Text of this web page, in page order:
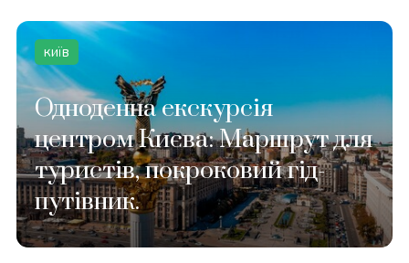
київ
Одноденна екскурсія
центром Києва: Маршрут для
туристів, покроковий гід-
путівник.